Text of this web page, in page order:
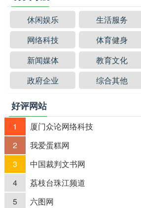
休闲娱乐 生活服务
网络科技
体育健身
新闻媒体
教育文化
政府企业
综合其他
好评网站
1 厦门众论网络科技
2
我爱蛋糕网
3
中国裁判文书网
4
荔枝台珠江频道
5
六图网